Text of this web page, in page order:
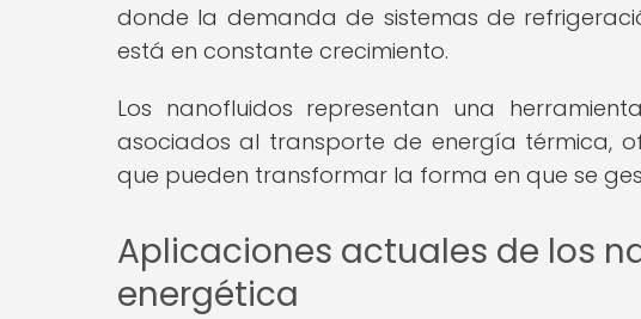
donde la demanda de sistemas de
está en constante crecimiento.
Los nanofluidos representan una
asociados al transporte de energía térmica,
que pueden transformar la forma en que se
Aplicaciones actuales de los
energética